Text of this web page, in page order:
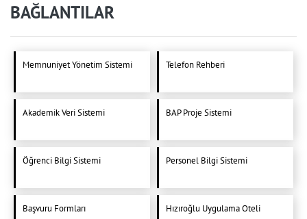
BAĞLANTILAR
Memnuniyet Yönetim Sistemi Telefon Rehberi
Akademik Veri Sistemi BAP Proje Sistemi
Öğrenci Bilgi Sistemi Personel Bilgi Sistemi
Başvuru Formları Hızıroğlu Uygulama Oteli